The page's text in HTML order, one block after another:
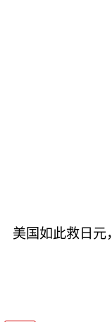
美国如此救日元